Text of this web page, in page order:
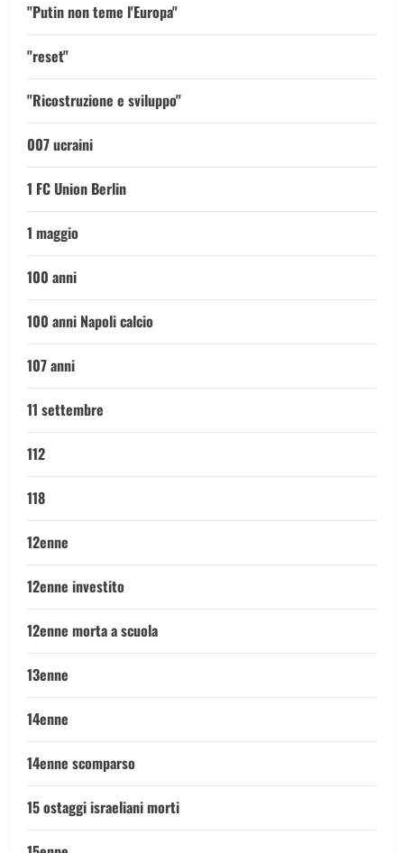
"Putin non teme l'Europa"
"reset"
"Ricostruzione e sviluppo"
007 ucraini
1 FC Union Berlin
1 maggio
100 anni
100 anni Napoli calcio
107 anni
11 settembre
112
118
12enne
12enne investito
12enne morta a scuola
13enne
14enne
14enne scomparso
15 ostaggi israeliani morti